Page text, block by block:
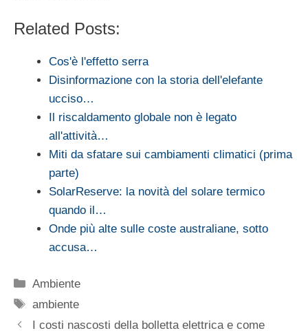
Related Posts:
Cos'è l'effetto serra
Disinformazione con la storia dell'elefante
ucciso…
Il riscaldamento globale non è legato
all'attività…
Miti da sfatare sui cambiamenti climatici (prima
parte)
SolarReserve: la novità del solare termico
quando il…
Onde più alte sulle coste australiane, sotto
accusa…
Categorie
Ambiente
Tag
ambiente
I costi nascosti della bolletta elettrica e come